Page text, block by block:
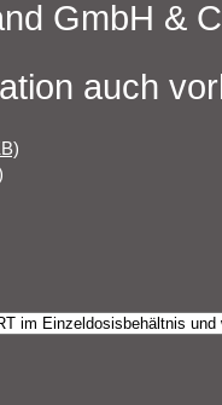
GmbH &
auch